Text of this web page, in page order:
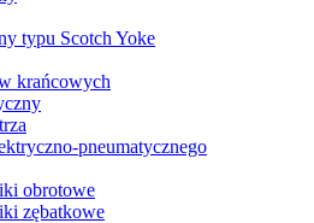
typu Scotch Yoke
krańcowych
pneumatycznego
obrotowe
zębatkowe